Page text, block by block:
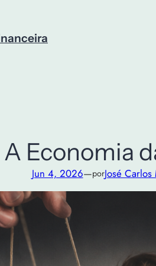
A Economia
Jun 4, 2026—porJosé Carlos